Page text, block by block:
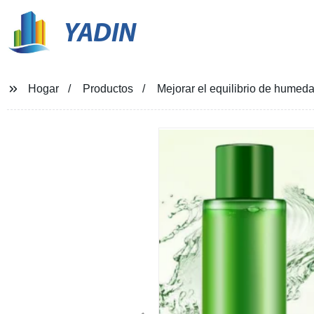
YADIN
Hogar Productos Mejorar el equilibrio de